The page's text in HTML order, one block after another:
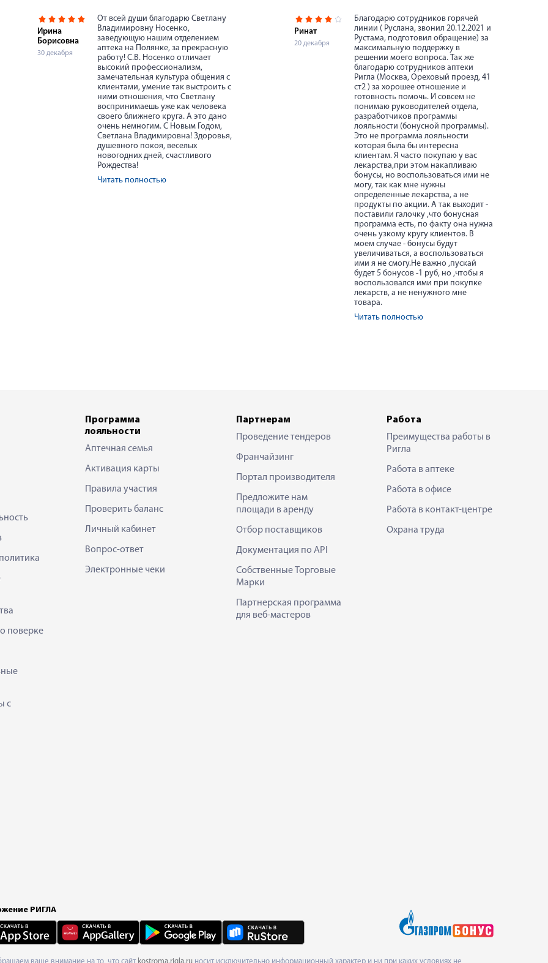
Ирина
Борисовна
30 декабря
От всей души благодарю Светлану
Владимировну Носенко,
заведующую нашим отделением
аптека на Полянке, за прекрасную
работу! С.В. Носенко отличает
высокий профессионализм,
замечательная культура общения с
клиентами, умение так выстроить с
ними отношения, что Светлану
воспринимаешь уже как человека
своего ближнего круга. А это дано
очень немногим. С Новым Годом,
Светлана Владимировна! Здоровья,
душевного покоя, веселых
новогодних дней, счастливого
Рождества!
Читать полностью
Ринат
20 декабря
Благодарю сотрудников горячей
линии ( Руслана, звонил 20.12.2021 и
Рустама, подготовил обращение) за
максимальную поддержку в
решении моего вопроса. Так же
благодарю сотрудников аптеки
Ригла (Москва, Ореховый проезд, 41
ст2 ) за хорошее отношение и
готовность помочь. И совсем не
понимаю руководителей отдела,
разработчиков программы
лояльности (бонусной программы).
Это не программа лояльности
которая была бы интересна
клиентам. Я часто покупаю у вас
лекарства,при этом накапливаю
бонусы, но воспользоваться ими не
могу, так как мне нужны
определенные лекарства, а не
продукты по акции. А так выходит -
поставили галочку ,что бонусная
программа есть, по факту она нужна
очень узкому кругу клиентов. В
моем случае - бонусы будут
увеличиваться, а воспользоваться
ими я не смогу.Не важно ,пускай
будет 5 бонусов -1 руб, но ,чтобы я
воспользовался ими при покупке
лекарств, а не ненужного мне
товара.
Читать полностью
поверке
с
Программа
лояльности
Аптечная семья
Активация карты
Правила участия
Проверить баланс
Личный кабинет
Вопрос-ответ
Электронные чеки
Партнерам
Проведение тендеров
Франчайзинг
Портал производителя
Предложите нам
площади в аренду
Отбор поставщиков
Документация по API
Собственные Торговые
Марки
Партнерская программа
для веб-мастеров
Работа
Преимущества работы в
Ригла
Работа в аптеке
Работа в офисе
Работа в контакт-центре
Охрана труда
РИГЛА